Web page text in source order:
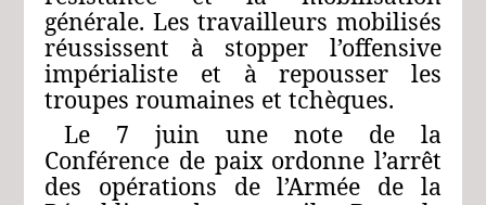
générale. Les travailleurs mobilisés
réussissent à stopper l’offensive
impérialiste et à repousser les
troupes roumaines et tchèques.
Le 7 juin une note de la
Conférence de paix ordonne l’arrêt
des opérations de l’Armée de la